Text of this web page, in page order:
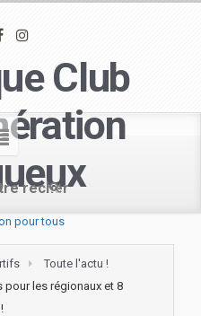
Club
pour tous
Toute l'actu !
pour les régionaux et 8